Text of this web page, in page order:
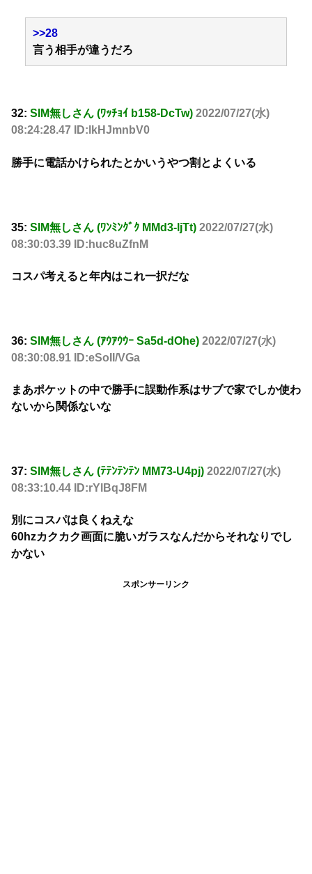
>>28
言う相手が違うだろ
32: SIM無しさん (ﾜｯﾁｮｲ b158-DcTw) 2022/07/27(水)
08:24:28.47 ID:lkHJmnbV0
勝手に電話かけられたとかいうやつ割とよくいる
35: SIM無しさん (ﾜﾝﾐﾝｸﾞｸ MMd3-ljTt) 2022/07/27(水)
08:30:03.39 ID:huc8uZfnM
コスパ考えると年内はこれ一択だな
36: SIM無しさん (ｱｳｱｳｳｰ Sa5d-dOhe) 2022/07/27(水)
08:30:08.91 ID:eSoII/VGa
まあポケットの中で勝手に誤動作系はサブで家でしか使わ
ないから関係ないな
37: SIM無しさん (ﾃﾃﾝﾃﾝﾃﾝ MM73-U4pj) 2022/07/27(水)
08:33:10.44 ID:rYlBqJ8FM
別にコスパは良くねえな
60hzカクカク画面に脆いガラスなんだからそれなりでし
かない
スポンサーリンク